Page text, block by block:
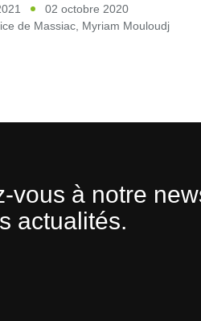
02 octobre 2020
de Massiac, Myriam Mouloudj
vous à notre
actualités.